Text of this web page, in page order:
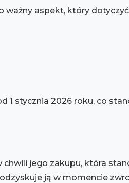
ważny aspekt, który
1 stycznia 2026 roku, co
jego zakupu, która
ją w momencie